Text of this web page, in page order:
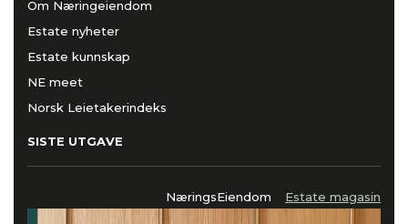
Om Næringeiendom
Estate nyheter
Estate kunnskap
NE meet
Norsk Leietakerindeks
SISTE UTGAVE
NæringsEiendom Estate magasin